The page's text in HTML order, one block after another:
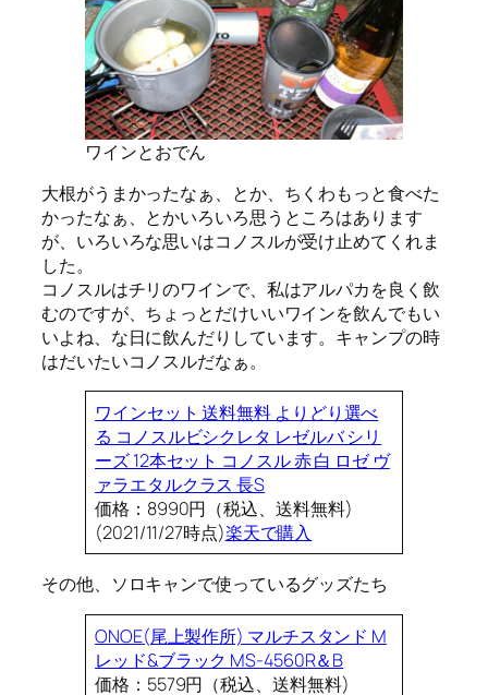
ワインとおでん
大根がうまかったなぁ、とか、ちくわもっと食べた
かったなぁ、とかいろいろ思うところはあります
が、いろいろな思いはコノスルが受け止めてくれま
した。
コノスルはチリのワインで、私はアルパカを良く飲
むのですが、ちょっとだけいいワインを飲んでもい
いよね、な日に飲んだりしています。キャンプの時
はだいたいコノスルだなぁ。
ワインセット 送料無料 よりどり選べ
る コノスルビシクレタ レゼルバ シリ
ーズ 12本セット コノスル 赤 白 ロゼ ヴ
ァラエタルクラス 長S
価格：8990円（税込、送料無料)
(2021/11/27時点)楽天で購入
その他、ソロキャンで使っているグッズたち
ONOE(尾上製作所) マルチスタンド M
レッド&ブラック MS-4560R＆B
価格：5579円（税込、送料無料)